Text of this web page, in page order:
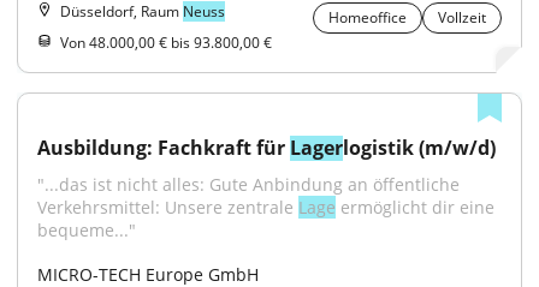
Düsseldorf, Raum Neuss Homeoffice
Vollzeit
Von 48.000,00 € bis 93.800,00 €
Ausbildung: Fachkraft für Lagerlogistik (m/w/d)
"...das ist nicht alles: Gute Anbindung an öffentliche
Verkehrsmittel: Unsere zentrale Lage ermöglicht dir eine
bequeme..."
MICRO-TECH Europe GmbH